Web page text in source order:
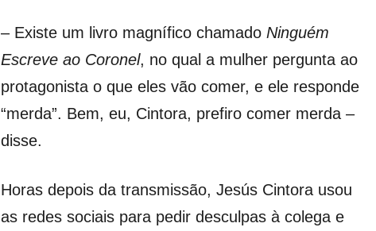
– Existe um livro magnífico chamado Ninguém
Escreve ao Coronel, no qual a mulher pergunta ao
protagonista o que eles vão comer, e ele responde
“merda”. Bem, eu, Cintora, prefiro comer merda –
disse.
Horas depois da transmissão, Jesús Cintora usou
as redes sociais para pedir desculpas à colega e